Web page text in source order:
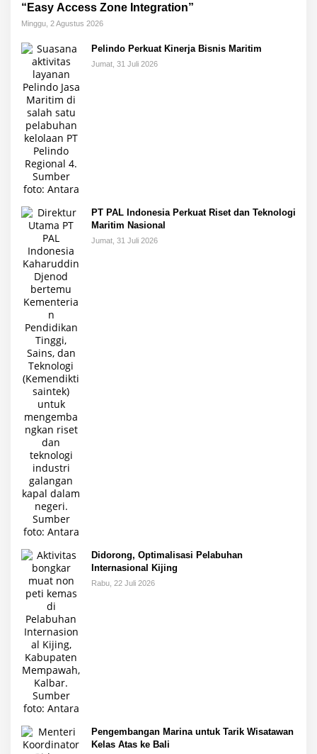
“Easy Access Zone Integration”
Minggu, 2 Agustus 2026
Pelindo Perkuat Kinerja Bisnis Maritim
Jumat, 31 Juli 2026
PT PAL Indonesia Perkuat Riset dan Teknologi
Maritim Nasional
Jumat, 31 Juli 2026
Didorong, Optimalisasi Pelabuhan
Internasional Kijing
Rabu, 22 Juli 2026
Pengembangan Marina untuk Tarik Wisatawan
Kelas Atas ke Bali